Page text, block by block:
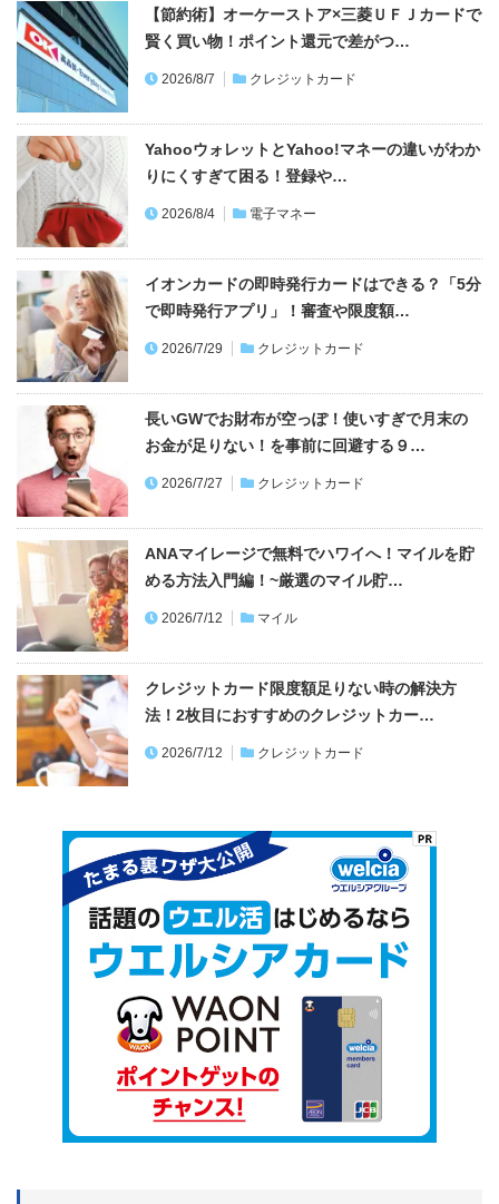
【節約術】オーケーストア×三菱ＵＦＪカードで
賢く買い物！ポイント還元で差がつ…
2026/8/7 クレジットカード
YahooウォレットとYahoo!マネーの違いがわか
りにくすぎて困る！登録や…
2026/8/4 電子マネー
イオンカードの即時発行カードはできる？「5分
で即時発行アプリ」！審査や限度額…
2026/7/29 クレジットカード
長いGWでお財布が空っぽ！使いすぎで月末の
お金が足りない！を事前に回避する９…
2026/7/27 クレジットカード
ANAマイレージで無料でハワイへ！マイルを貯
める方法入門編！~厳選のマイル貯…
2026/7/12 マイル
クレジットカード限度額足りない時の解決方
法！2枚目におすすめのクレジットカー…
2026/7/12 クレジットカード